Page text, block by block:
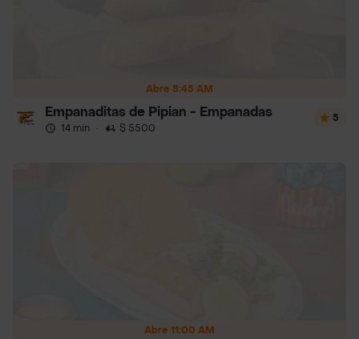
Abre 8:45 AM
Empanaditas de Pipian - Empanadas
14 min · $ 5500
5
Abre 11:00 AM